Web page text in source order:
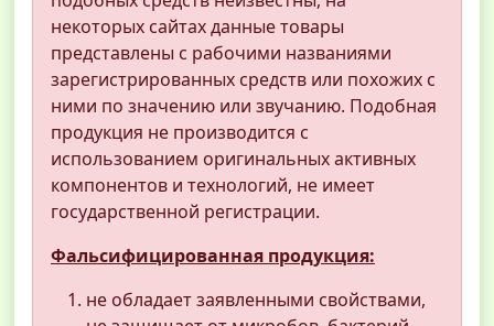
некоторых сайтах данные товары
представлены с рабочими названиями
зарегистрированных средств или похожих с
ними по значению или звучанию. Подобная
продукция не производится с
использованием оригинальных активных
компонентов и технологий, не имеет
государственной регистрации.
Фальсифицированная продукция:
не обладает заявленными свойствами,